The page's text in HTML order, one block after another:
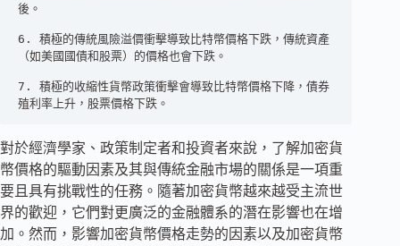
後。
6. 積極的傳統風險溢價衝擊導致比特幣價格下跌，傳統資產
（如美國國債和股票）的價格也會下跌。
7. 積極的收縮性貨幣政策衝擊會導致比特幣價格下降，債券
殖利率上升，股票價格下跌。
對於經濟學家、政策制定者和投資者來說，了解加密貨
幣價格的驅動因素及其與傳統金融市場的關係是一項重
要且具有挑戰性的任務。隨著加密貨幣越來越受主流世
界的歡迎，它們對更廣泛的金融體系的潛在影響也在增
加。然而，影響加密貨幣價格走勢的因素以及加密貨幣